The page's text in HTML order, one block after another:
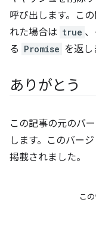
呼び出します。こ
れた場合は true
る Promise を返し
ありがとう
この記事の元のバ
します。このバー
掲載されました。
こ